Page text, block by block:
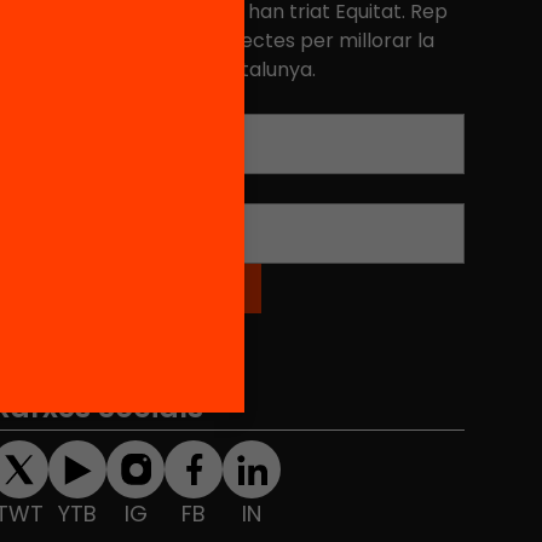
Més de 40.000 persones ja han triat Equitat. Rep
iniciatives, propostes i projectes per millorar la
qualitat de l'educació a Catalunya.
Socials
YTB IG FB IN